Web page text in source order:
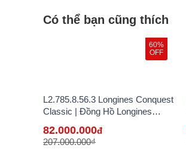
Có thể bạn cũng thích
60%
OFF
L2.785.8.56.3 Longines Conquest
Classic | Đồng Hồ Longines
hàng lướt
82.000.000đ
207.000.000₫